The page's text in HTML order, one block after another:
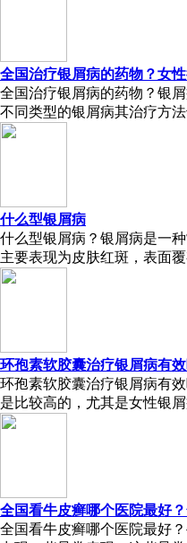
全国治疗银屑病的药物？女
全国治疗银屑病的药物？银
不同类型的银屑病其治疗方
什么型银屑病
什么型银屑病？银屑病是一
主要表现为皮肤红斑，表面
环孢素软胶囊治疗银屑病有
环孢素软胶囊治疗银屑病有
是比较高的，尤其是女性银
全国看牛皮癣哪个医院最好
全国看牛皮癣哪个医院最好